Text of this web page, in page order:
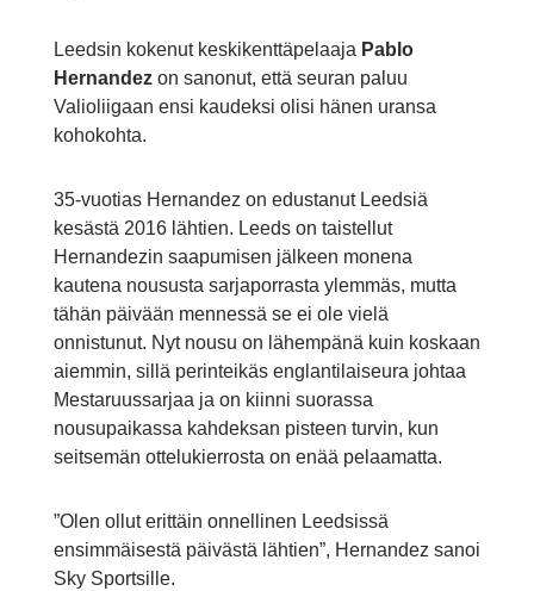
Leedsin kokenut keskikenttäpelaaja Pablo
Hernandez on sanonut, että seuran paluu
Valioliigaan ensi kaudeksi olisi hänen uransa
kohokohta.
35-vuotias Hernandez on edustanut Leedsiä
kesästä 2016 lähtien. Leeds on taistellut
Hernandezin saapumisen jälkeen monena
kautena noususta sarjaporrasta ylemmäs, mutta
tähän päivään mennessä se ei ole vielä
onnistunut. Nyt nousu on lähempänä kuin koskaan
aiemmin, sillä perinteikäs englantilaiseura johtaa
Mestaruussarjaa ja on kiinni suorassa
nousupaikassa kahdeksan pisteen turvin, kun
seitsemän ottelukierrosta on enää pelaamatta.
”Olen ollut erittäin onnellinen Leedsissä
ensimmäisestä päivästä lähtien”, Hernandez sanoi
Sky Sportsille.